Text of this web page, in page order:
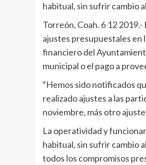
habitual, sin sufrir cambio
Torreón, Coah. 6 12
ajustes presupuestales en
financiero del
municipal o el pago a
“Hemos sido notificados
realizado ajustes a las
noviembre, más otro
La operatividad y
habitual, sin sufrir cambio
todos los compromisos